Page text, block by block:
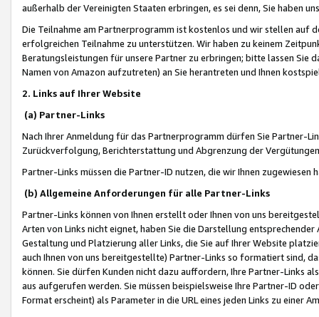
außerhalb der Vereinigten Staaten erbringen, es sei denn, Sie haben
Die Teilnahme am Partnerprogramm ist kostenlos und wir stellen auf
erfolgreichen Teilnahme zu unterstützen. Wir haben zu keinem
Beratungsleistungen für unsere Partner zu erbringen; bitte lassen Sie
Namen von Amazon aufzutreten) an Sie herantreten und Ihnen
2. Links auf Ihrer Website
(a) Partner-Links
Nach Ihrer Anmeldung für das Partnerprogramm dürfen Sie Partner-
Zurückverfolgung, Berichterstattung und Abgrenzung der
Partner-Links müssen die Partner-ID nutzen, die wir Ihnen zugewiesen
(b) Allgemeine Anforderungen für alle Partner-Links
Partner-Links können von Ihnen erstellt oder Ihnen von uns
Arten von Links nicht eignet, haben Sie die Darstellung
Gestaltung und Platzierung aller Links, die Sie auf Ihrer Website
auch Ihnen von uns bereitgestellte) Partner-Links so formatiert sind,
können. Sie dürfen Kunden nicht dazu auffordern, Ihre Partner-Links
aus aufgerufen werden. Sie müssen beispielsweise Ihre Partner-ID
Format erscheint) als Parameter in die URL eines jeden Links zu einer